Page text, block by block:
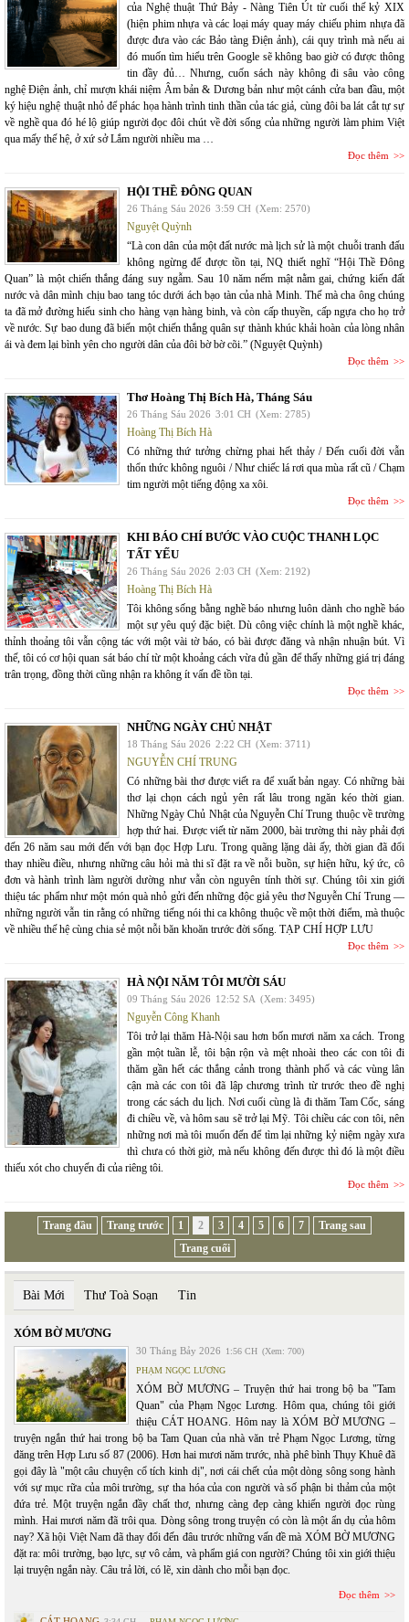
của Nghệ thuật Thứ Bảy - Nàng Tiên Út từ cuối thế kỷ XIX
(hiện phim nhựa và các loại máy quay máy chiếu phim nhựa đã
được đưa vào các Bảo tàng Điện ảnh), cái quy trình mà nếu ai
đó muốn tìm hiểu trên Google sẽ không bao giờ có được thông
tin đầy đủ… Nhưng, cuốn sách này không đi sâu vào công
nghệ Điện ảnh, chỉ mượn khái niệm Âm bản & Dương bản như một cánh cửa ban đầu, một
ký hiệu nghệ thuật nhỏ để phác họa hành trình tinh thần của tác giả, cùng đôi ba lát cắt tự sự
về nghề qua đó hé lộ giúp người đọc đôi chút về đời sống của những người làm phim Việt
qua mấy thế hệ, ở xứ sở Lắm người nhiều ma …
Đọc thêm
HỘI THỀ ĐÔNG QUAN
26 Tháng Sáu 2026 3:59 CH (Xem: 2570)
Nguyệt Quỳnh
“Là con dân của một đất nước mà lịch sử là một chuỗi tranh đấu
không ngừng để được tồn tại, NQ thiết nghĩ “Hội Thề Đông
Quan” là một chiến thắng đáng suy ngẫm. Sau 10 năm nếm mật nằm gai, chứng kiến đất
nước và dân mình chịu bao tang tóc dưới ách bạo tàn của nhà Minh. Thế mà cha ông chúng
ta đã mở đường hiếu sinh cho hàng vạn hàng binh, và còn cấp thuyền, cấp ngựa cho họ trở
về nước. Sự bao dung đã biến một chiến thắng quân sự thành khúc khải hoàn của lòng nhân
ái và đem lại bình yên cho người dân của đôi bờ bờ cõi.” (Nguyệt Quỳnh)
Đọc thêm
Thơ Hoàng Thị Bích Hà, Tháng Sáu
26 Tháng Sáu 2026 3:01 CH (Xem: 2785)
Hoàng Thị Bích Hà
Có những thứ tưởng chừng phai hết thảy / Đến cuối đời vẫn
thổn thức không nguôi / Như chiếc lá rơi qua mùa rất cũ / Chạm
tim người một tiếng động xa xôi.
Đọc thêm
KHI BÁO CHÍ BƯỚC VÀO CUỘC THANH LỌC
TẤT YẾU
26 Tháng Sáu 2026 2:03 CH (Xem: 2192)
Hoàng Thị Bích Hà
Tôi không sống bằng nghề báo nhưng luôn dành cho nghề báo
một sự yêu quý đặc biệt. Dù công việc chính là một nghề khác,
thỉnh thoảng tôi vẫn cộng tác với một vài tờ báo, có bài được đăng và nhận nhuận bút. Vì
thế, tôi có cơ hội quan sát báo chí từ một khoảng cách vừa đủ gần để thấy những giá trị đáng
trân trọng, đồng thời cũng nhận ra không ít vấn đề tồn tại.
Đọc thêm
NHỮNG NGÀY CHỦ NHẬT
18 Tháng Sáu 2026 2:22 CH (Xem: 3711)
NGUYỄN CHÍ TRUNG
Có những bài thơ được viết ra để xuất bản ngay. Có những bài
thơ lại chọn cách ngủ yên rất lâu trong ngăn kéo thời gian.
Những Ngày Chủ Nhật của Nguyễn Chí Trung thuộc về trường
hợp thứ hai. Được viết từ năm 2000, bài trường thi này phải đợi
đến 26 năm sau mới đến với bạn đọc Hợp Lưu. Trong quãng lặng dài ấy, thời gian đã đổi
thay nhiều điều, nhưng những câu hỏi mà thi sĩ đặt ra về nỗi buồn, sự hiện hữu, ký ức, cô
đơn và hành trình làm người dường như vẫn còn nguyên tính thời sự. Chúng tôi xin giới
thiệu tác phẩm như một món quà nhỏ gửi đến những độc giả yêu thơ Nguyễn Chí Trung —
những người vẫn tin rằng có những tiếng nói thi ca không thuộc về một thời điểm, mà thuộc
về nhiều thế hệ cùng chia sẻ một nỗi băn khoăn trước đời sống. TẠP CHÍ HỢP LƯU
Đọc thêm
HÀ NỘI NĂM TÔI MƯỜI SÁU
09 Tháng Sáu 2026 12:52 SA (Xem: 3495)
Nguyễn Công Khanh
Tôi trở lại thăm Hà-Nội sau hơn bốn mươi năm xa cách. Trong
gần một tuần lễ, tôi bận rộn và mệt nhoài theo các con tôi đi
thăm gần hết các thắng cảnh trong thành phố và các vùng lân
cận mà các con tôi đã lập chương trình từ trước theo đề nghị
trong các sách du lịch. Nơi cuối cùng là đi thăm Tam Cốc, sáng
đi chiều về, và hôm sau sẽ trở lại Mỹ. Tôi chiều các con tôi, nên
những nơi mà tôi muốn đến để tìm lại những kỷ niệm ngày xưa
thì chưa có thời giờ, mà nếu không đến được thì đó là một điều
thiếu xót cho chuyến đi của riêng tôi.
Đọc thêm
Trang đầu Trang trước 1 2 3 4 5 6 7
Trang sau
Trang cuối
Bài Mới Thư Toà Soạn Tin
XÓM BỜ MƯƠNG
30 Tháng Bảy 2026 1:56 CH (Xem: 700)
PHẠM NGỌC LƯƠNG
XÓM BỜ MƯƠNG – Truyện thứ hai trong bộ ba "Tam
Quan" của Phạm Ngọc Lương. Hôm qua, chúng tôi giới
thiệu CÁT HOANG. Hôm nay là XÓM BỜ MƯƠNG –
truyện ngắn thứ hai trong bộ ba Tam Quan của nhà văn trẻ Phạm Ngọc Lương, từng
đăng trên Hợp Lưu số 87 (2006). Hơn hai mươi năm trước, nhà phê bình Thụy Khuê đã
gọi đây là "một câu chuyện cổ tích kinh dị", nơi cái chết của một dòng sông song hành
với sự mục rữa của môi trường, sự tha hóa của con người và số phận bi thảm của một
đứa trẻ. Một truyện ngắn đầy chất thơ, nhưng càng đẹp càng khiến người đọc rùng
mình. Hai mươi năm đã trôi qua. Dòng sông trong truyện có còn là một ẩn dụ của hôm
nay? Xã hội Việt Nam đã thay đổi đến đâu trước những vấn đề mà XÓM BỜ MƯƠNG
đặt ra: môi trường, bạo lực, sự vô cảm, và phẩm giá con người? Chúng tôi xin giới thiệu
lại truyện ngắn này. Câu trả lời, có lẽ, xin dành cho mỗi bạn đọc.
Đọc thêm